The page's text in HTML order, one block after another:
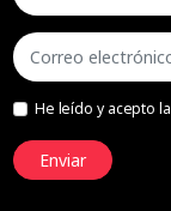
He leído y acepto la
Enviar